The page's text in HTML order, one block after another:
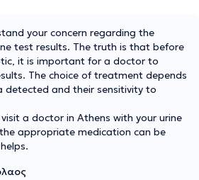
your concern regarding the
test results. The truth is that before
it is important for a doctor to
The choice of treatment depends
detected and their sensitivity to
a doctor in Athens with your urine
appropriate medication can be